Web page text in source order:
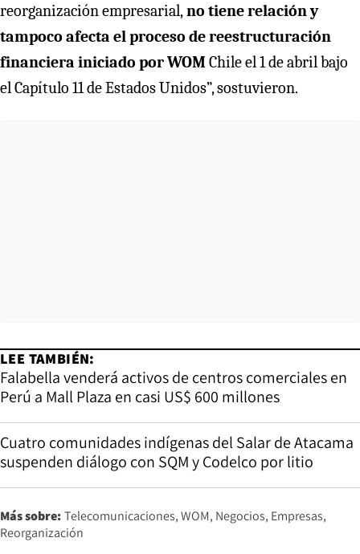
reorganización empresarial,no tiene relación y
tampoco afecta el proceso de reestructuración
financiera iniciado por WOMChile el 1 de abril bajo
el Capítulo 11 de Estados Unidos”, sostuvieron.
LEE TAMBIÉN:
Falabella venderá activos de centros comerciales en
Perú a Mall Plaza en casi US$ 600 millones
Cuatro comunidades indígenas del Salar de Atacama
suspenden diálogo con SQM y Codelco por litio
Más sobre: Telecomunicaciones WOM Negocios Empresas
Reorganización